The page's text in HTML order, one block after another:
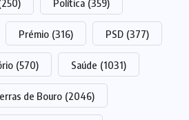
Política (359)
Prémio (316) PSD (377)
(570) Saúde (1031)
de Bouro (2046)